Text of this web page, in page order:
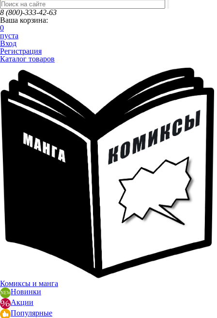
8 (800)-333-42-63
Ваша корзина:
0
пуста
Вход
Регистрация
Каталог товаров
Комиксы и манга
Новинки
Акции
Популярные